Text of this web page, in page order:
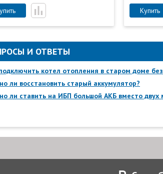
Купить
И ОТВЕТЫ
котел отопления в старом доме
ли восстановить старый аккумулятор?
ли ставить на ИБП большой АКБ вместо двух